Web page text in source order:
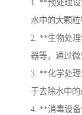
1. **预处理
水中的大颗粒
2. **生物处
器等，通过微
3. **化学处
于去除水中的
4. **消毒设